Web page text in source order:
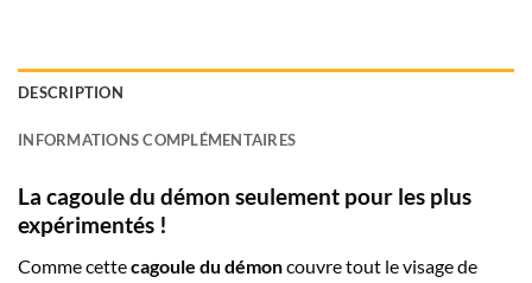
DESCRIPTION
INFORMATIONS COMPLÉMENTAIRES
La cagoule du démon seulement pour les plus
expérimentés !
Comme cettecagoule du démoncouvre tout le visage de